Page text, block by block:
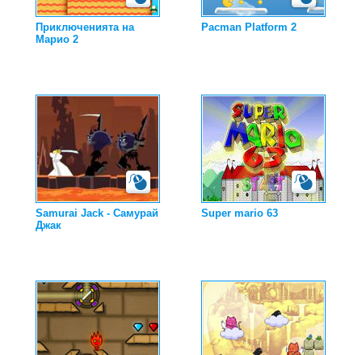
Приключенията на
Марио 2
Pacman Platform 2
Samurai Jack - Самурай
Джак
Super mario 63